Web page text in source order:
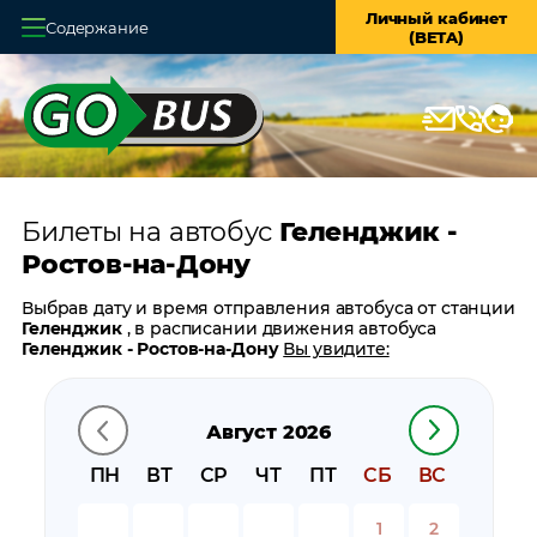
Содержание
Личный кабинет
(BETA)
Главная
О системе
Оплата и доставка
Возврат билетов
Заказ автобуса
Контакты
Билеты на автобус Геленджик -
Ростов-на-Дону
Август 2026
ПН
ВТ СР ЧТ ПТ СБ ВС
1 2
Выбрав дату и время отправления автобуса от станции
Геленджик , в расписании движения автобуса
Геленджик - Ростов-на-Дону Вы увидите:
время прибытия
время в пути
цену билета